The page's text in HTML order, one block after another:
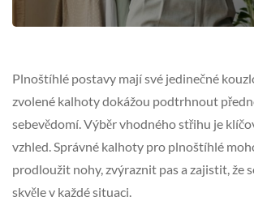
Plnoštíhlé postavy mají své jedinečné
zvolené kalhoty dokážou podtrhnout
sebevědomí. Výběr vhodného střihu je
vzhled. Správné kalhoty pro plnoštíhlé
prodloužit nohy, zvýraznit pas a zajistit, že
skvěle v každé situaci.